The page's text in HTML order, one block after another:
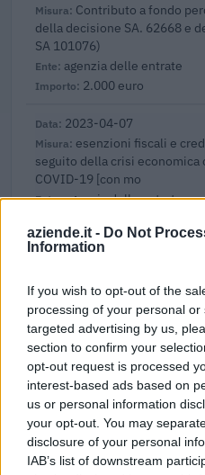
aziende.it - Do Not
Information
If you wish to opt-out of the
processing of your personal
targeted advertising by us,
section to confirm your
opt-out request is processed
interest-based ads based on
us or personal information
your opt-out. You may
disclosure of your personal
IAB’s list of downstream
Contributo a fondo
della decisione SA. 62668 e
SA 101076)
agenzia delle entrate
2.000 euro
2023-04-07
esenzioni fiscali e
seguito della crisi economica
COVID-19 [con mo
agenzia delle entrate
2022-09-13
34/2020)
INAIL - Direzione
117.216 euro
2022-08-05
Regolamento per i
formazione continua per la
esentati ai s
Fapi - Fondo
1.638 euro